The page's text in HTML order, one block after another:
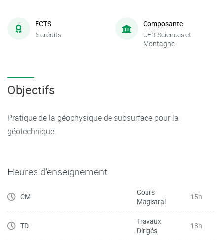
ECTS
5 crédits
Composante
UFR Sciences et
Montagne
Objectifs
Pratique de la géophysique de subsurface pour la
géotechnique.
Heures d'enseignement
CM
Cours
Magistral
15h
TD
Travaux
Dirigés
18h